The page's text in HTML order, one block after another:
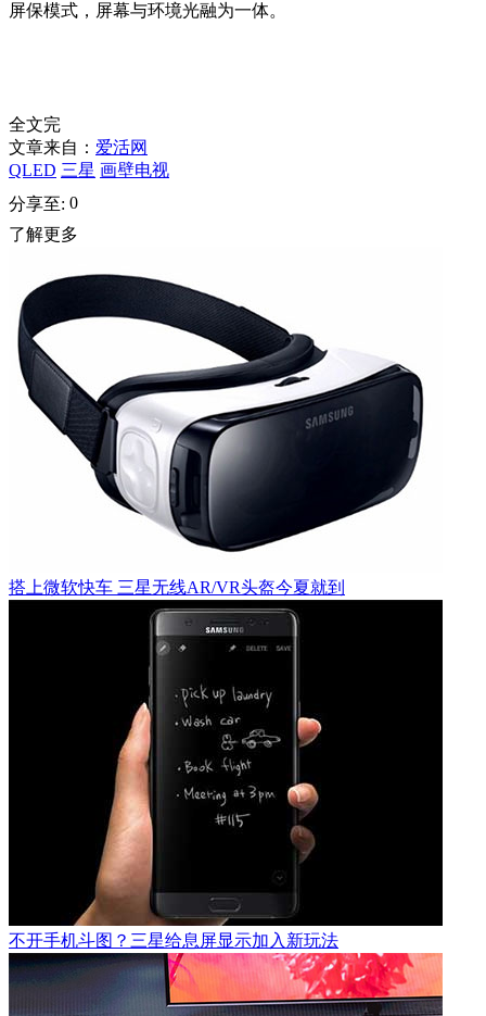
屏保模式，屏幕与环境光融为一体。
全文完
文章来自： 爱活网
QLED 三星 画壁电视
分享至: 0
了解更多
搭上微软快车 三星无线AR/VR头盔今夏就到
不开手机斗图？三星给息屏显示加入新玩法